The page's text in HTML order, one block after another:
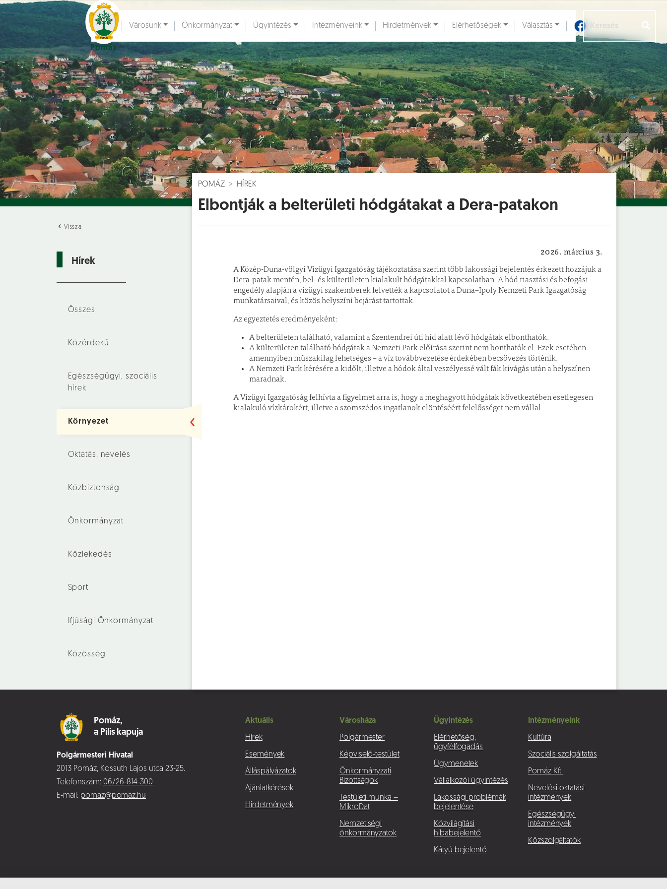
Pomáz
Ugrás a fő tartalomhoz
Városunk Önkormányzat Ügyintézés Intézményeink Hirdetmények Elérhetőségek Választás
Vissza
Hírek
Összes
Közérdekű
Egészségügyi, szociális
hírek
Környezet
Oktatás, nevelés
Közbiztonság
Önkormányzat
Közlekedés
Sport
Ifjúsági Önkormányzat
Közösség
POMÁZ HÍREK
Elbontják a belterületi hódgátakat a Dera-patakon
Környezet
2026. március 3.
A Közép-Duna-völgyi Vízügyi Igazgatóság tájékoztatása szerint több lakossági bejelentés érkezett hozzájuk a
Dera-patak mentén, bel- és külterületen kialakult hódgátakkal kapcsolatban. A hód riasztási és befogási
engedély alapján a vízügyi szakemberek felvették a kapcsolatot a Duna–Ipoly Nemzeti Park Igazgatóság
munkatársaival, és közös helyszíni bejárást tartottak.
Az egyeztetés eredményeként:
A belterületen található, valamint a Szentendrei úti híd alatt lévő hódgátak elbonthatók.
A külterületen található hódgátak a Nemzeti Park előírása szerint nem bonthatók el. Ezek esetében –
amennyiben műszakilag lehetséges – a víz továbbvezetése érdekében becsövezés történik.
A Nemzeti Park kérésére a kidőlt, illetve a hódok által veszélyessé vált fák kivágás után a helyszínen
maradnak.
A Vízügyi Igazgatóság felhívta a figyelmet arra is, hogy a meghagyott hódgátak következtében esetlegesen
kialakuló vízkárokért, illetve a szomszédos ingatlanok elöntéséért felelősséget nem vállal.
Pomáz,
a Pilis kapuja
Polgármesteri Hivatal
2013 Pomáz, Kossuth Lajos utca 23-25.
Telefonszám: 06/26-814-300
E-mail: pomaz@pomaz.hu
Aktuális
Hírek
Események
Álláspályázatok
Ajánlatkérések
Hirdetmények
Városháza
Polgármester
Képviselő-testület
Önkormányzati
Bizottságok
Testületi munka –
MikroDat
Nemzetiségi
önkormányzatok
Ügyintézés
Elérhetőség,
ügyfélfogadás
Ügymenetek
Vállalkozói ügyintézés
Lakossági problémák
bejelentése
Közvilágítási
hibabejelentő
Kátyú bejelentő
Intézményeink
Kultúra
Szociális szolgáltatás
Pomáz Kft.
Nevelési-oktatási
intézmények
Egészségügyi
intézmények
Közszolgáltatók
Hírek [] Események [ ] Dokumentumok [] Aloldalak []